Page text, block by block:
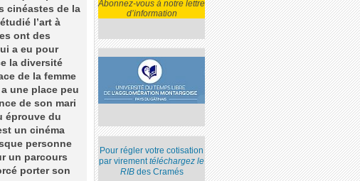
cinéastes de la
l’art à
ont des
a eu pour
la diversité
de la femme
une place peu
de son mari
éprouve du
un cinéma
personne
un parcours
porter son
Abonnez-vous à notre lettre
d’information
Pour régler votre cotisation
par virementtéléchargez le
RIBdes Cramés